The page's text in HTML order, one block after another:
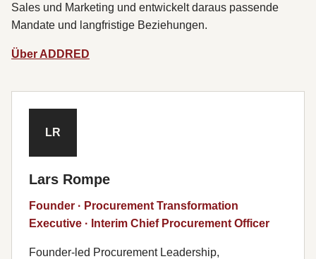
Sales und Marketing und entwickelt daraus passende
Mandate und langfristige Beziehungen.
Über ADDRED
LR
Lars Rompe
Founder · Procurement Transformation
Executive · Interim Chief Procurement Officer
Founder-led Procurement Leadership,